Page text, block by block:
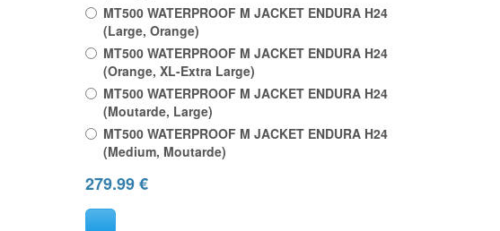
MT500 WATERPROOF M JACKET ENDURA H24
(Large, Orange)
MT500 WATERPROOF M JACKET ENDURA H24
(Orange, XL-Extra Large)
MT500 WATERPROOF M JACKET ENDURA H24
(Moutarde, Large)
MT500 WATERPROOF M JACKET ENDURA H24
(Medium, Moutarde)
279.99€